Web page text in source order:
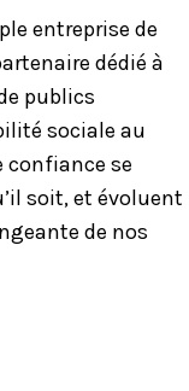
entreprise de
dédié à
publics
sociale au
confiance se
soit, et évoluent
de nos